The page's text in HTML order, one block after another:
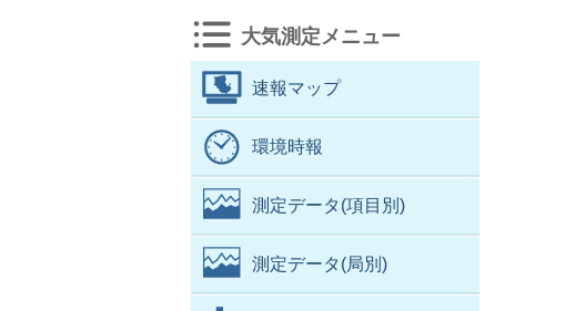
大気測定メニュー
速報マップ
環境時報
測定データ(項目別)
測定データ(局別)